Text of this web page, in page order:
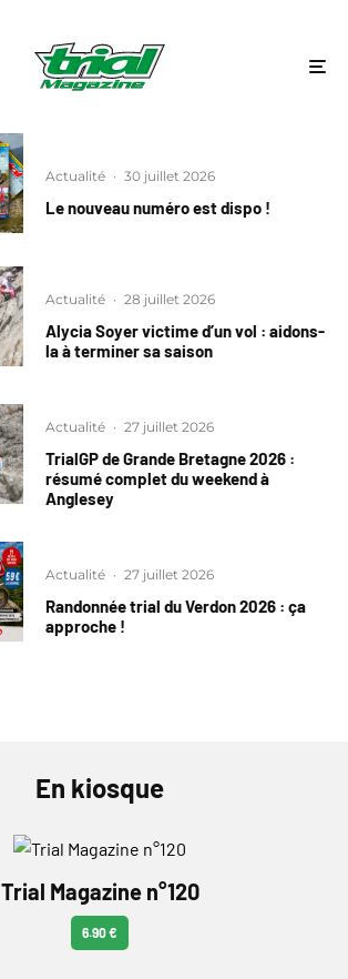
Actualité · 30 juillet 2026
Le nouveau numéro est dispo !
Actualité · 28 juillet 2026
Alycia Soyer victime d’un vol : aidons-
la à terminer sa saison
Actualité · 27 juillet 2026
TrialGP de Grande Bretagne 2026 :
résumé complet du weekend à
Anglesey
Actualité · 27 juillet 2026
Randonnée trial du Verdon 2026 : ça
approche !
En kiosque
Trial Magazine n°120
6.90 €